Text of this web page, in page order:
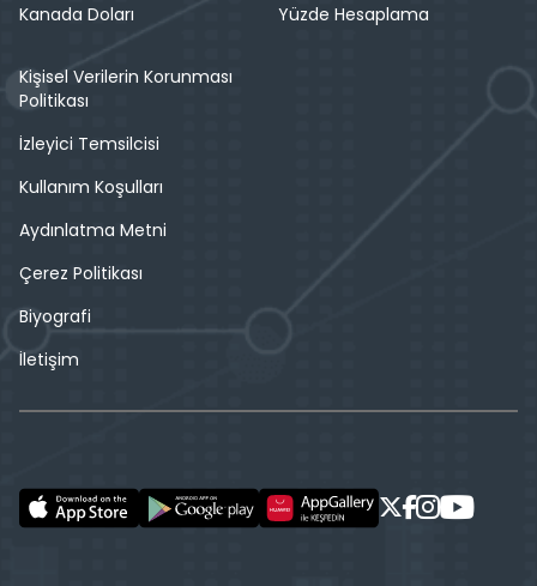
Kanada Doları
Yüzde Hesaplama
Kişisel Verilerin Korunması
Politikası
İzleyici Temsilcisi
Kullanım Koşulları
Aydınlatma Metni
Çerez Politikası
Biyografi
İletişim